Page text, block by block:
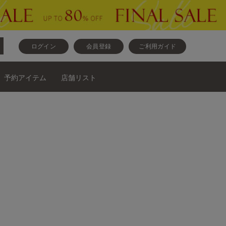
ログイン 会員登録 ご利用ガイド
予約アイテム 店舗リスト